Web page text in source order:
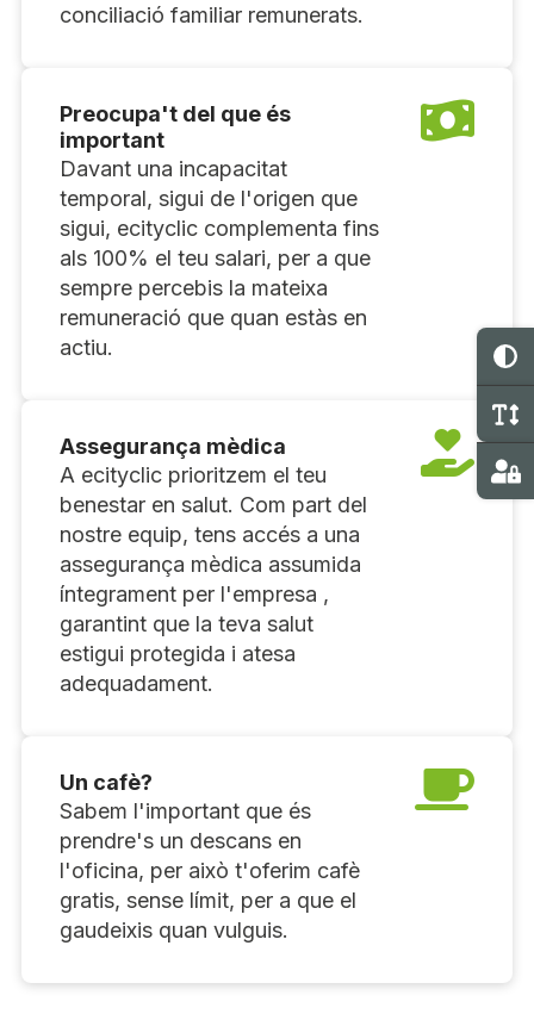
conciliació familiar remunerats.
Preocupa't del que és
important
Davant una incapacitat
temporal, sigui de l'origen que
sigui, ecityclic complementa fins
als 100% el teu salari, per a que
sempre percebis la mateixa
remuneració que quan estàs en
actiu.
Assegurança mèdica
A ecityclic prioritzem el teu
benestar en salut. Com part del
nostre equip, tens accés a una
assegurança mèdica assumida
íntegrament per l'empresa ,
garantint que la teva salut
estigui protegida i atesa
adequadament.
Un cafè?
Sabem l'important que és
prendre's un descans en
l'oficina, per això t'oferim cafè
gratis, sense límit, per a que el
gaudeixis quan vulguis.